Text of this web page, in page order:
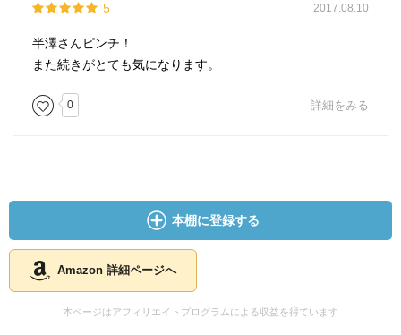
5 2017.08.10
半澤さんピンチ！
また続きがとても気になります。
0 詳細をみる
本棚に登録する
Amazon 詳細ページへ
本ページはアフィリエイトプログラムによる収益を得ています